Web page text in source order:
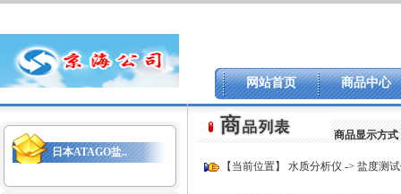
网站首页 商品中心
日本ATAGO盐..
商品显示方式
【当前位置】 水质分析仪 -> 盐度测